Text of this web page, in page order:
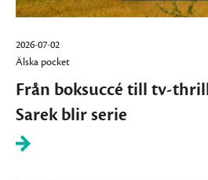
2026-07-02
Älska pocket
Från boksuccé till tv-
Sarek blir serie